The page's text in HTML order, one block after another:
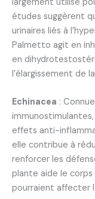
études suggèrent
urinaires liés à
Palmetto agit en
en
l’élargissement de
Echinacea :
effets anti-
elle contribue à
renforcer les
plante aide le
pourraient affecter